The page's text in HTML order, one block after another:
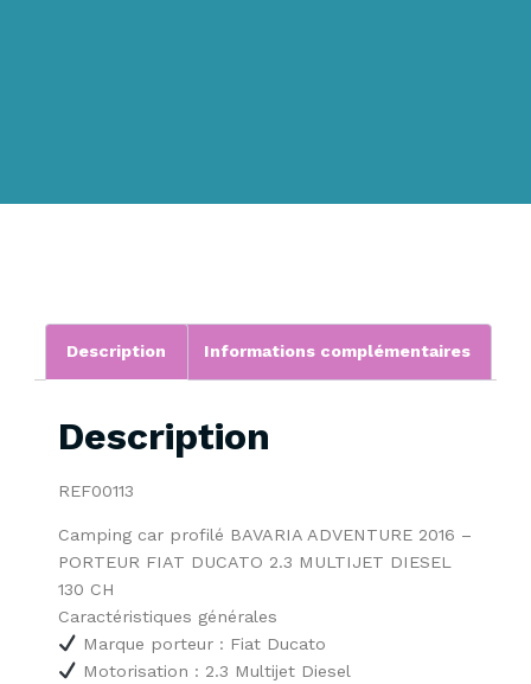
Description Informations complémentaires
Description
REF00113
Camping car profilé BAVARIA ADVENTURE 2016 –
PORTEUR FIAT DUCATO 2.3 MULTIJET DIESEL
130 CH
Caractéristiques générales
Marque porteur : Fiat Ducato
Motorisation : 2.3 Multijet Diesel